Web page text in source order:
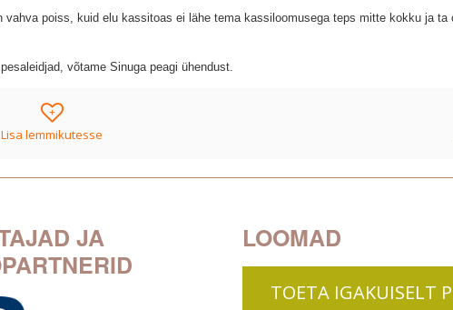
poiss, kuid elu kassitoas ei lähe tema kassiloomusega teps mitte kokku ja ta
võtame Sinuga peagi ühendust.
+
Lisa lemmikutesse
JA
LOOMAD
TOETA IGAKUISELT